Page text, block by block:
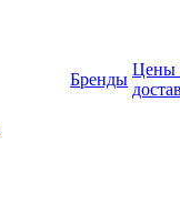
Бренды
Цены